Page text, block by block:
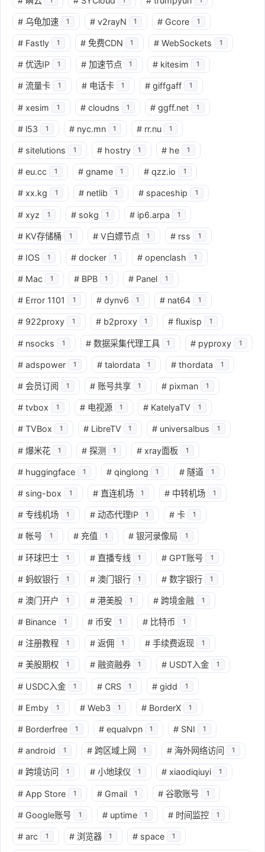
# 乌龟加速 1 # v2rayN 1 # Gcore 1
# Fastly 1 # 免费CDN 1 # WebSockets 1
# 优选IP 1 # 加速节点 1 # kitesim 1
# 流量卡 1 # 电话卡 1 # giffgaff 1
# xesim 1 # cloudns 1 # ggff.net 1
# l53 1 # nyc.mn 1 # rr.nu 1
# sitelutions 1 # hostry 1 # he 1
# eu.cc 1 # gname 1 # qzz.io 1
# xx.kg 1 # netlib 1 # spaceship 1
# xyz 1 # sokg 1 # ip6.arpa 1
# KV存储桶 1 # V白嫖节点 1 # rss 1
# IOS 1 # docker 1 # openclash 1
# Mac 1 # BPB 1 # Panel 1
# Error 1101 1 # dynv6 1 # nat64 1
# 922proxy 1 # b2proxy 1 # fluxisp 1
# nsocks 1 # 数据采集代理工具 1 # pyproxy 1
# adspower 1 # talordata 1 # thordata 1
# 会员订阅 1 # 账号共享 1 # pixman 1
# tvbox 1 # 电视源 1 # KatelyaTV 1
# TVBox 1 # LibreTV 1 # universalbus 1
# 爆米花 1 # 探测 1 # xray面板 1
# huggingface 1 # qinglong 1 # 隧道 1
# sing-box 1 # 直连机场 1 # 中转机场 1
# 专线机场 1 # 动态代理IP 1 # 卡 1
# 帐号 1 # 充值 1 # 银河录像局 1
# 环球巴士 1 # 直播专线 1 # GPT账号 1
# 蚂蚁银行 1 # 澳门银行 1 # 数字银行 1
# 澳门开户 1 # 港美股 1 # 跨境金融 1
# Binance 1 # 币安 1 # 比特币 1
# 注册教程 1 # 返佣 1 # 手续费返现 1
# 美股期权 1 # 融资融券 1 # USDT入金 1
# USDC入金 1 # CRS 1 # gidd 1
# Emby 1 # Web3 1 # BorderX 1
# Borderfree 1 # equalvpn 1 # SNI 1
# android 1 # 跨区域上网 1 # 海外网络访问 1
# 跨境访问 1 # 小地球仪 1 # xiaodiqiuyi 1
# App Store 1 # Gmail 1 # 谷歌账号 1
# Google账号 1 # uptime 1 # 时间监控 1
# arc 1 # 浏览器 1 # space 1